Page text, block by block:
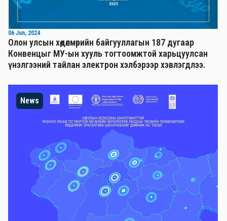
06 Jun, 2024
Олон улсын хөдөлмөрийн байгууллагын 187 дугаар
Конвенцыг МУ-ын хууль тогтоомжтой харьцуулсан
үнэлгээний тайлан электрон хэлбэрээр хэвлэгдлээ.
News